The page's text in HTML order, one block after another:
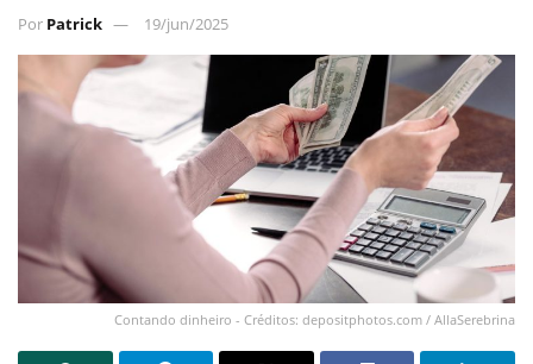
Por Patrick 19/jun/2025
Contando dinheiro - Créditos: depositphotos.com / AllaSerebrina